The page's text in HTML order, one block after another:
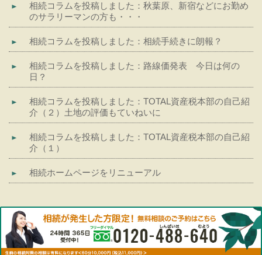
相続コラムを投稿しました：秋葉原、新宿などにお勤め
のサラリーマンの方も・・・
相続コラムを投稿しました：相続手続きに朗報？
相続コラムを投稿しました：路線価発表 今日は何の
日？
相続コラムを投稿しました：TOTAL資産税本部の自己紹
介（２）土地の評価もていねいに
相続コラムを投稿しました：TOTAL資産税本部の自己紹
介（１）
相続ホームページをリニューアル